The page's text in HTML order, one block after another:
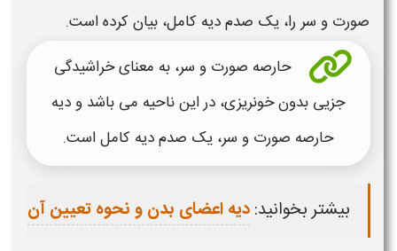
صورت و سر را، یک صدمدیه کامل، بیان کرده است.
حارصه صورتو سر، به معنای خراشیدگی
جزیی بدون خونریزی، در این ناحیه می باشد و دیه
حارصه صورتو سر، یک صدمدیه کامل است.
بیشتر بخوانید:دیه اعضای بدن و نحوه تعیین آن